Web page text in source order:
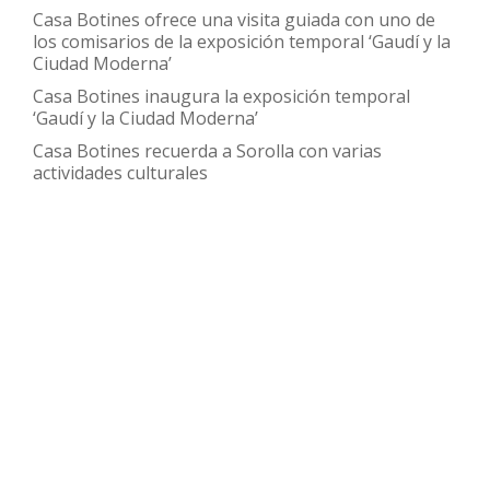
personas
con
en
Botines
Casa Botines ofrece una visita guiada con uno de
los comisarios de la exposición temporal ‘Gaudí y la
Ciudad Moderna’
Casa Botines inaugura la exposición temporal
‘Gaudí y la Ciudad Moderna’
Casa Botines recuerda a Sorolla con varias
actividades culturales